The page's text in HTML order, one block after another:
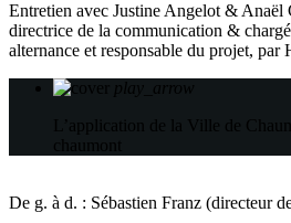
Entretien avec Justine Angelot & Anaël
directrice de la communication &
alternance et responsable du projet, par
play_arrow
L’application de la Ville de
chaumont
De g. à d. : Sébastien Franz (directeur